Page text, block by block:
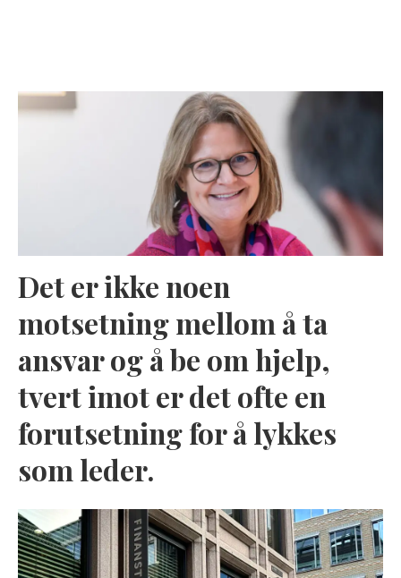
Det er ikke noen
motsetning mellom å ta
ansvar og å be om hjelp,
tvert imot er det ofte en
forutsetning for å lykkes
som leder.